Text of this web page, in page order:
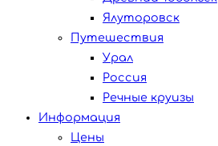
Ялуторовск
Путешествия
Урал
Россия
Речные круизы
Информация
Цены